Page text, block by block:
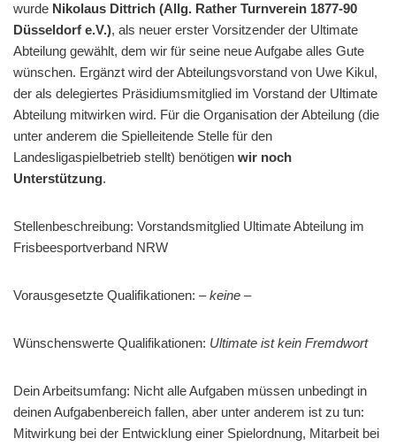
wurde Nikolaus Dittrich (Allg. Rather Turnverein 1877-90
Düsseldorf e.V.), als neuer erster Vorsitzender der Ultimate
Abteilung gewählt, dem wir für seine neue Aufgabe alles Gute
wünschen. Ergänzt wird der Abteilungsvorstand von Uwe Kikul,
der als delegiertes Präsidiumsmitglied im Vorstand der Ultimate
Abteilung mitwirken wird. Für die Organisation der Abteilung (die
unter anderem die Spielleitende Stelle für den
Landesligaspielbetrieb stellt) benötigen wir noch
Unterstützung.
Stellenbeschreibung: Vorstandsmitglied Ultimate Abteilung im
Frisbeesportverband NRW
Vorausgesetzte Qualifikationen: – keine –
Wünschenswerte Qualifikationen: Ultimate ist kein Fremdwort
Dein Arbeitsumfang: Nicht alle Aufgaben müssen unbedingt in
deinen Aufgabenbereich fallen, aber unter anderem ist zu tun:
Mitwirkung bei der Entwicklung einer Spielordnung, Mitarbeit bei